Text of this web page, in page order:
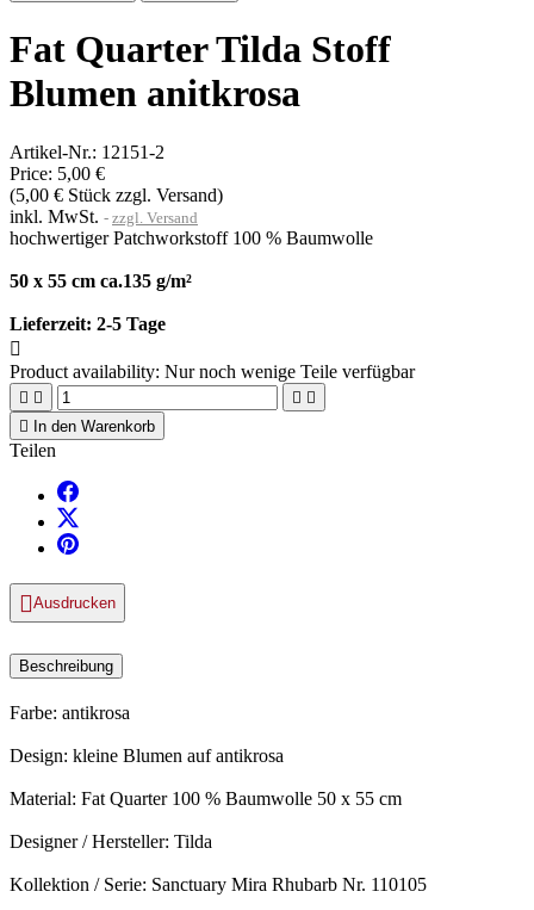
Fat Quarter Tilda Stoff
Blumen anitkrosa
Artikel-Nr.: 12151-2
Price: 5,00 €
(5,00 € Stück zzgl. Versand)
inkl. MwSt.
zzgl. Versand
hochwertiger Patchworkstoff 100 % Baumwolle
50 x 55 cm ca.135 g/m²
Lieferzeit: 2-5 Tage

Product availability: Nur noch wenige Teile verfügbar
   

In den Warenkorb
Teilen
Ausdrucken
Beschreibung
Farbe: antikrosa
Design: kleine Blumen auf antikrosa
Material: Fat Quarter 100 % Baumwolle 50 x 55 cm
Designer / Hersteller: Tilda
Kollektion / Serie: Sanctuary Mira Rhubarb Nr. 110105